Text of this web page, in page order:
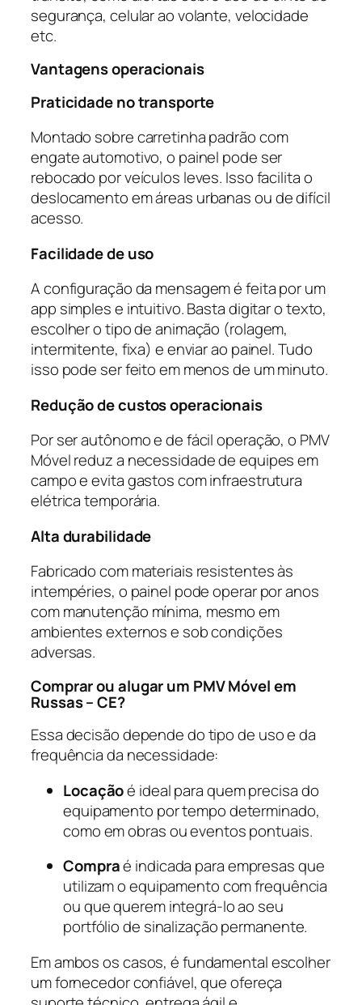
segurança, celular ao volante, velocidade
etc.
Vantagens operacionais
Praticidade no transporte
Montado sobre carretinha padrão com
engate automotivo, o painel pode ser
rebocado por veículos leves. Isso facilita o
deslocamento em áreas urbanas ou de difícil
acesso.
Facilidade de uso
A configuração da mensagem é feita por um
app simples e intuitivo. Basta digitar o texto,
escolher o tipo de animação (rolagem,
intermitente, fixa) e enviar ao painel. Tudo
isso pode ser feito em menos de um minuto.
Redução de custos operacionais
Por ser autônomo e de fácil operação, o PMV
Móvel reduz a necessidade de equipes em
campo e evita gastos com infraestrutura
elétrica temporária.
Alta durabilidade
Fabricado com materiais resistentes às
intempéries, o painel pode operar por anos
com manutenção mínima, mesmo em
ambientes externos e sob condições
adversas.
Comprar ou alugar um PMV Móvel em
Russas – CE?
Essa decisão depende do tipo de uso e da
frequência da necessidade:
Locaçãoé ideal para quem precisa do
equipamento por tempo determinado,
como em obras ou eventos pontuais.
Compraé indicada para empresas que
utilizam o equipamento com frequência
ou que querem integrá-lo ao seu
portfólio de sinalização permanente.
Em ambos os casos, é fundamental escolher
um fornecedor confiável, que ofereça